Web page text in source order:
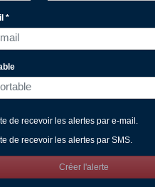
*
de recevoir les alertes par e-mail.
de recevoir les alertes par SMS.
Créer l'alerte